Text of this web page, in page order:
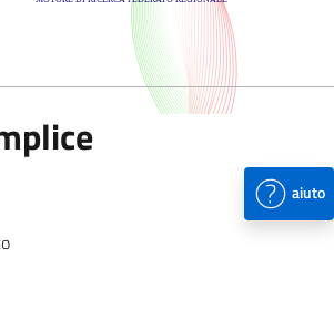
Regioni -
aiuto